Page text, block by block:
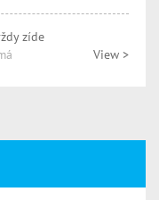
zíde
View >